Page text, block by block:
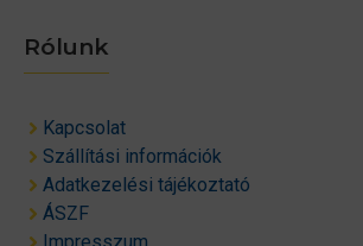
Rólunk
Kapcsolat
Szállítási információk
Adatkezelési tájékoztató
ÁSZF